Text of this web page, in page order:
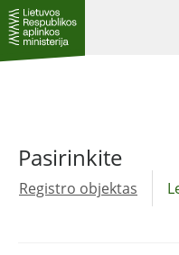
Pasirinkite
Registro objektas